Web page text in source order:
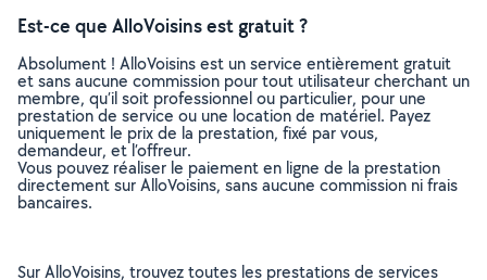
Est-ce que AlloVoisins est gratuit ?
Absolument ! AlloVoisins est un service entièrement gratuit
et sans aucune commission pour tout utilisateur cherchant un
membre, qu’il soit professionnel ou particulier, pour une
prestation de service ou une location de matériel. Payez
uniquement le prix de la prestation, fixé par vous,
demandeur, et l’offreur.
Vous pouvez réaliser le paiement en ligne de la prestation
directement sur AlloVoisins, sans aucune commission ni frais
bancaires.
Sur AlloVoisins, trouvez toutes les prestations de services